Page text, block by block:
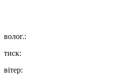
волог.:
тиск:
вітер: